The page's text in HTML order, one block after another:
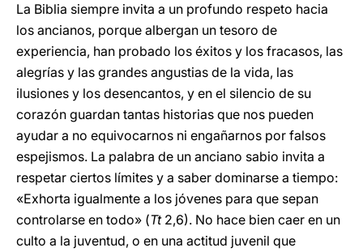
La Biblia siempre invita a un profundo respeto hacia
los ancianos, porque albergan un tesoro de
experiencia, han probado los éxitos y los fracasos, las
alegrías y las grandes angustias de la vida, las
ilusiones y los desencantos, y en el silencio de su
corazón guardan tantas historias que nos pueden
ayudar a no equivocarnos ni engañarnos por falsos
espejismos. La palabra de un anciano sabio invita a
respetar ciertos límites y a saber dominarse a tiempo:
«Exhorta igualmente a los jóvenes para que sepan
controlarse en todo» (Tt2,6). No hace bien caer en un
culto a la juventud, o en una actitud juvenil que